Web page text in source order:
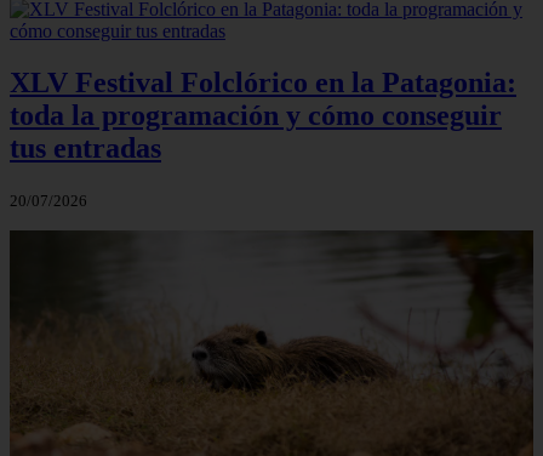
XLV Festival Folclórico en la Patagonia:
toda la programación y cómo conseguir
tus entradas
20/07/2026